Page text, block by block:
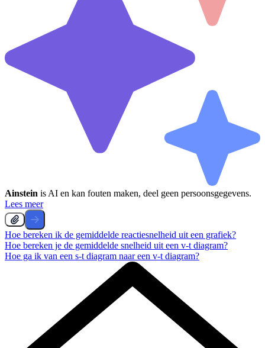
Ainstein is AI en kan fouten maken, deel geen persoonsgegevens.
Lees meer
Hoe bereken ik de gemiddelde reactiesnelheid uit een grafiek?
Hoe bereken je de gemiddelde snelheid uit een v-t diagram?
Hoe ga ik van een s-t diagram naar een v-t diagram?